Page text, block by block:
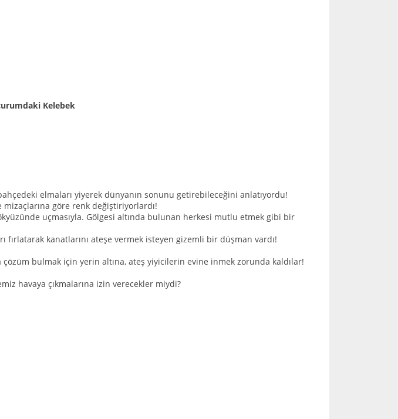
Kelebek
elmaları yiyerek dünyanın sonunu getirebileceğini anlatıyordu!
göre renk değiştiriyorlardı!
uçmasıyla. Gölgesi altında bulunan herkesi mutlu etmek gibi bir
fırlatarak kanatlarını ateşe vermek isteyen gizemli bir düşman vardı!
bulmak için yerin altına, ateş yiyicilerin evine inmek zorunda kaldılar!
havaya çıkmalarına izin verecekler miydi?